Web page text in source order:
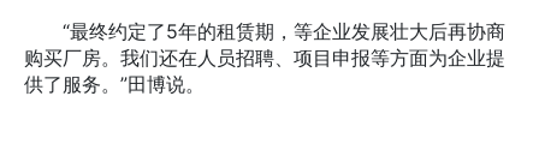
“最终约定了5年的租赁期，等企业发展壮大后再协商
购买厂房。我们还在人员招聘、项目申报等方面为企业提
供了服务。”田博说。